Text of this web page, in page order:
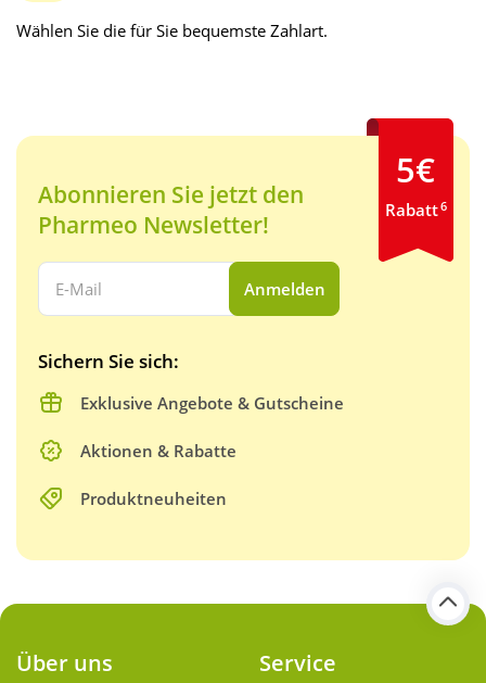
Wählen Sie die für Sie bequemste Zahlart.
Abonnieren Sie jetzt den
Pharmeo Newsletter!
Ihre E-Mail Adresse:
Anmelden
Sichern Sie sich:
Exklusive Angebote & Gutscheine
Aktionen & Rabatte
Produktneuheiten
5€
Rabatt6
Über uns Service